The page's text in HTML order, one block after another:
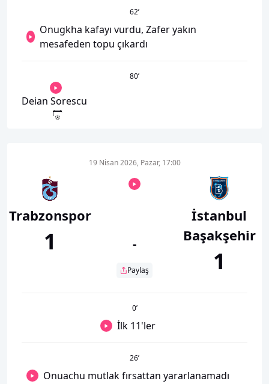
62’
Onugkha kafayı vurdu, Zafer yakın
mesafeden topu çıkardı
80’
Deian Sorescu
Trabzonspor
1
19 Nisan 2026, Pazar, 17:00
-
Paylaş
İstanbul
Başakşehir
1
0’
İlk 11'ler
26’
Onuachu mutlak fırsattan yararlanamadı